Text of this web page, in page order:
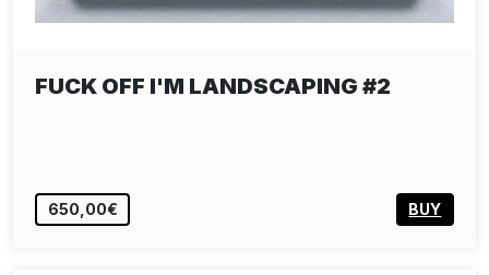
FUCK OFF I'M LANDSCAPING #2
650,00€ BUY